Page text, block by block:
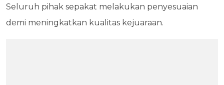
Seluruh pihak sepakat melakukan penyesuaian
demi meningkatkan kualitas kejuaraan.